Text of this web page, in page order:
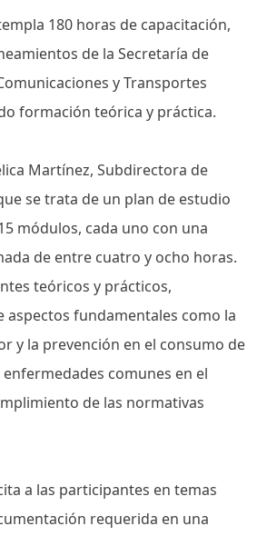
180 horas de capacitación,
de la Secretaría de
y Transportes
formación teórica y práctica.
Martínez, Subdirectora de
se trata de un plan de estudio
módulos, cada uno con una
de entre cuatro y ocho horas.
teóricos y prácticos,
aspectos fundamentales como la
y la prevención en el consumo de
comunes en el
de las normativas
a las participantes en temas
requerida en una